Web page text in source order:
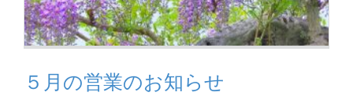
５月の営業のお知らせ